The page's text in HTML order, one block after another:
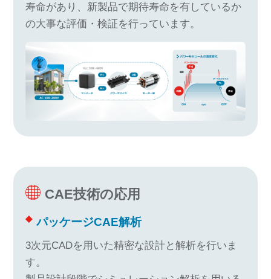
寿命があり、新製品で期待寿命を有しているか
の大事な評価・検証を行っています。
CAE技術の応用
パッケージCAE解析
3次元CADを用いた精密な設計と解析を行いま
す。